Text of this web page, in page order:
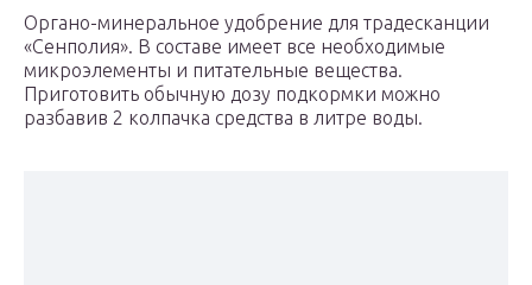
Органо-минеральное удобрение для традесканции
«Сенполия». В составе имеет все необходимые
микроэлементы и питательные вещества.
Приготовить обычную дозу подкормки можно
разбавив 2 колпачка средства в литре воды.